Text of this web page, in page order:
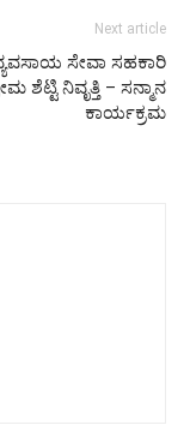
Next article
ಸೇವಾ ಸಹಕಾರಿ
ಶೆಟ್ಟಿ ನಿವೃತ್ತಿ – ಸನ್ಮಾನ
ಕಾರ್ಯಕ್ರಮ